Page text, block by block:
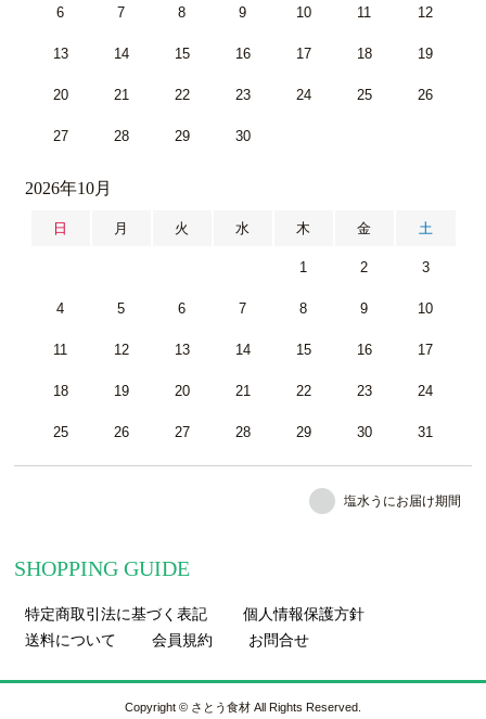
6 7 8 9 10 11 12
13 14 15 16 17 18 19
20 21 22 23 24 25 26
27 28 29 30
2026年10月
日 月 火 水 木 金 土
1 2 3
4 5 6 7 8 9 10
11 12 13 14 15 16 17
18 19 20 21 22 23 24
25 26 27 28 29 30 31
塩水うにお届け期間
SHOPPING GUIDE
特定商取引法に基づく表記
個人情報保護方針
送料について
会員規約 お問合せ
Copyright © さとう食材 All Rights Reserved.